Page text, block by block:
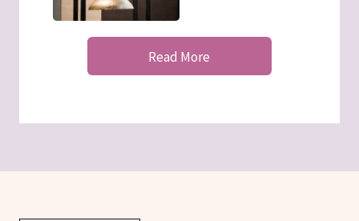
Read More